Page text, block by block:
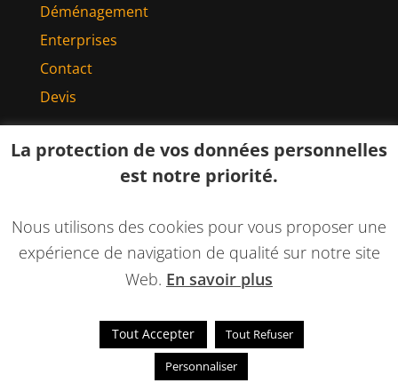
Déménagement
Enterprises
Contact
Devis
DEMANDEZ UN DEVIS
N'hésitez pas à faire une demande de devis en
brefs délais.
DEMANDER UN DEVIS
La protection de vos données personnelles
est notre priorité.
Nous utilisons des cookies pour vous proposer une
expérience de navigation de qualité sur notre site
Web. En savoir plus
Tout Accepter
Tout Refuser
Personnaliser